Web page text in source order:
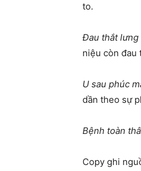
to.
Đau thắt
niệu còn đau
U sau phúc
dần theo sự
Bệnh toàn
Copy ghi